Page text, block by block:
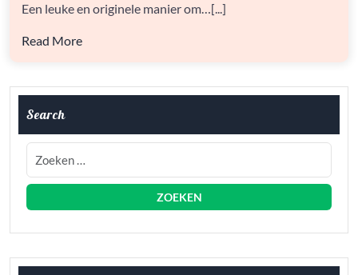
Een leuke en originele manier om…[...]
Read More
Search